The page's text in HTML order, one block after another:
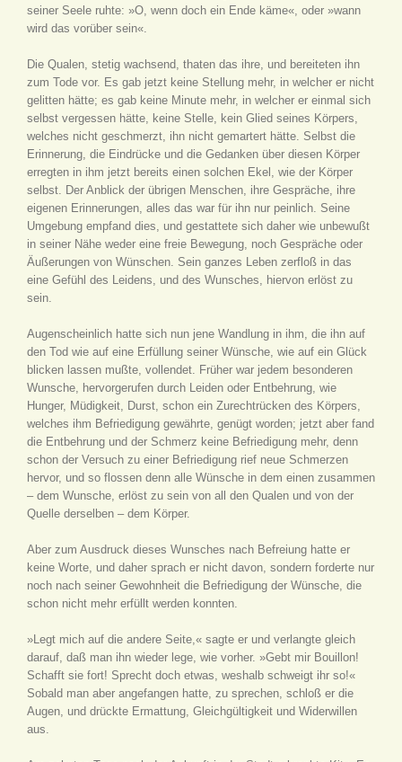
seiner Seele ruhte: »O, wenn doch ein Ende käme«, oder »wann
wird das vorüber sein«.
Die Qualen, stetig wachsend, thaten das ihre, und bereiteten ihn
zum Tode vor. Es gab jetzt keine Stellung mehr, in welcher er nicht
gelitten hätte; es gab keine Minute mehr, in welcher er einmal sich
selbst vergessen hätte, keine Stelle, kein Glied seines Körpers,
welches nicht geschmerzt, ihn nicht gemartert hätte. Selbst die
Erinnerung, die Eindrücke und die Gedanken über diesen Körper
erregten in ihm jetzt bereits einen solchen Ekel, wie der Körper
selbst. Der Anblick der übrigen Menschen, ihre Gespräche, ihre
eigenen Erinnerungen, alles das war für ihn nur peinlich. Seine
Umgebung empfand dies, und gestattete sich daher wie unbewußt
in seiner Nähe weder eine freie Bewegung, noch Gespräche oder
Äußerungen von Wünschen. Sein ganzes Leben zerfloß in das
eine Gefühl des Leidens, und des Wunsches, hiervon erlöst zu
sein.
Augenscheinlich hatte sich nun jene Wandlung in ihm, die ihn auf
den Tod wie auf eine Erfüllung seiner Wünsche, wie auf ein Glück
blicken lassen mußte, vollendet. Früher war jedem besonderen
Wunsche, hervorgerufen durch Leiden oder Entbehrung, wie
Hunger, Müdigkeit, Durst, schon ein Zurechtrücken des Körpers,
welches ihm Befriedigung gewährte, genügt worden; jetzt aber fand
die Entbehrung und der Schmerz keine Befriedigung mehr, denn
schon der Versuch zu einer Befriedigung rief neue Schmerzen
hervor, und so flossen denn alle Wünsche in dem einen zusammen
– dem Wunsche, erlöst zu sein von all den Qualen und von der
Quelle derselben – dem Körper.
Aber zum Ausdruck dieses Wunsches nach Befreiung hatte er
keine Worte, und daher sprach er nicht davon, sondern forderte nur
noch nach seiner Gewohnheit die Befriedigung der Wünsche, die
schon nicht mehr erfüllt werden konnten.
»Legt mich auf die andere Seite,« sagte er und verlangte gleich
darauf, daß man ihn wieder lege, wie vorher. »Gebt mir Bouillon!
Schafft sie fort! Sprecht doch etwas, weshalb schweigt ihr so!«
Sobald man aber angefangen hatte, zu sprechen, schloß er die
Augen, und drückte Ermattung, Gleichgültigkeit und Widerwillen
aus.